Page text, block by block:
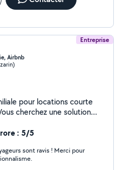
Entreprise
Airbnb
pour locations courte
cœur de la vieille ville
des services de
propriétaires et
: 5/5
sont ravis ! Merci pour